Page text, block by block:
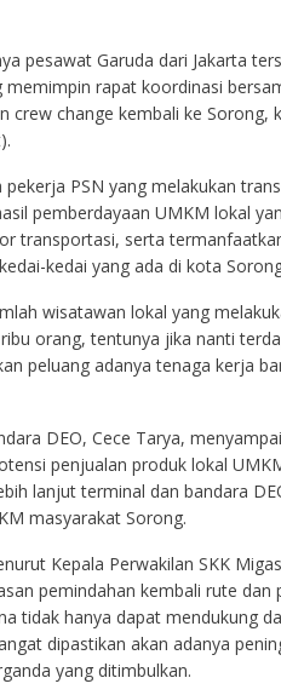
pesawat Garuda dari Jakarta
memimpin rapat koordinasi
crew change kembali ke
pekerja PSN yang melakukan
pemberdayaan UMKM lokal
transportasi, serta
kedai yang ada di kota
wisatawan lokal yang
orang, tentunya jika nanti
peluang adanya tenaga kerja
DEO, Cece Tarya,
penjualan produk lokal
lanjut terminal dan bandara
masyarakat Sorong.
Kepala Perwakilan SKK
pemindahan kembali rute
tidak hanya dapat mendukung
dipastikan akan adanya
yang ditimbulkan.